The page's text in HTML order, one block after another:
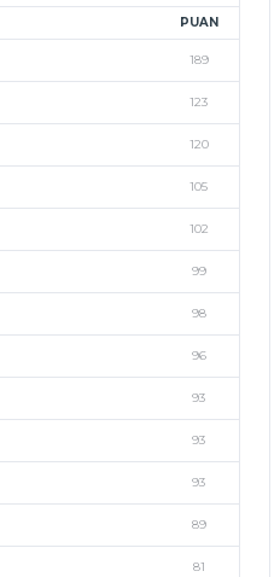
PUAN
189
123
120
105
102
99
98
96
93
93
93
89
81